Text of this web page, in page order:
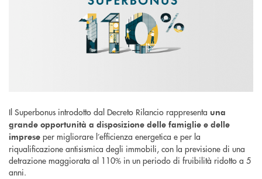
Il Superbonus introdotto dal Decreto Rilancio rappresenta una
grande opportunità a disposizione delle famiglie e delle
imprese per migliorare l’efficienza energetica e per la
riqualificazione antisismica degli immobili, con la previsione di una
detrazione maggiorata al 110% in un periodo di fruibilità ridotto a 5
anni.